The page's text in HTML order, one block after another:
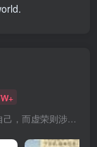
骄傲多半涉及我们自己怎样看待自己，而虚荣则涉及我们想别人怎样看我们